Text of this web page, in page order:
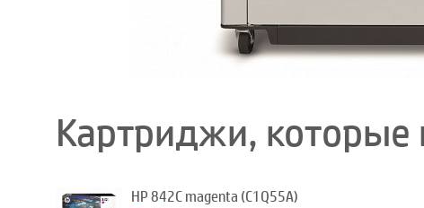
Картриджи, которые
HP 842C magenta (C1Q55A)